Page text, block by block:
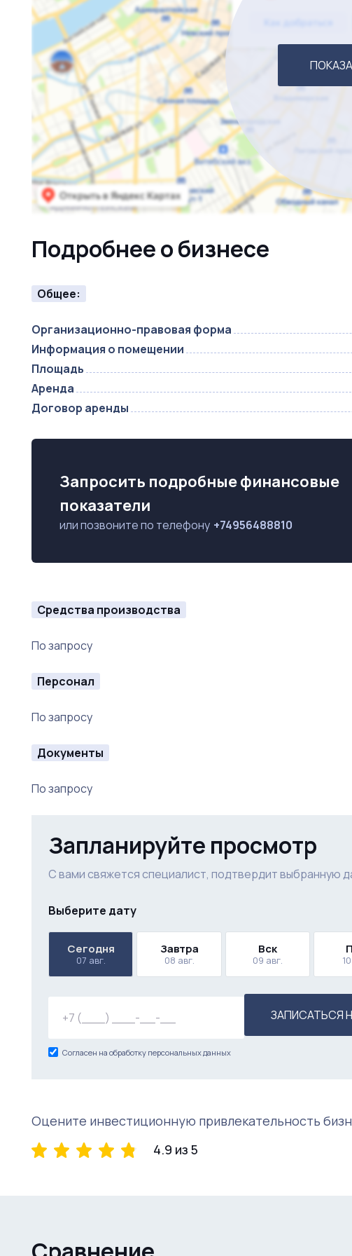
лицо. Мы обеспечиваем юридическое и организационное
Подробнее о бизнесе
Общее:
Организационно-правовая форма
Информация о помещении
Площадь
Аренда
Договор аренды
Запросить подробные финансовые
показатели
или позвоните по телефону +74956488810
Средства производства
По запросу
Персонал
По запросу
Документы
По запросу
Запланируйте просмотр
С вами свяжется специалист, подтвердит выбранную
Выберите дату
Сегодня
07 авг.
Завтра
08 авг.
Вск
09 авг.
ЗАПИСАТЬСЯ
Согласен на обработку персональных данных
Оцените инвестиционную привлекательность
4.9 из 5